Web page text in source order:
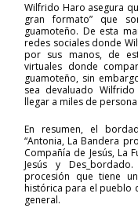
Wilfrido Haro asegura
gran formato” que
guamoteño. De esta
redes sociales donde
por sus manos, de
virtuales donde
guamoteño, sin
sea devaluado
llegar a miles de
En resumen, el
“Antonia, La Bandera
Compañía de Jesús, La
Jesús y
procesión que tiene
histórica para el pueblo
general.